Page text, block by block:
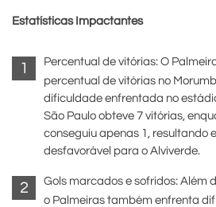
Estatísticas Impactantes
Percentual de vitórias: O
percentual de vitórias no
dificuldade enfrentada no
São Paulo obteve 7 vitórias,
conseguiu apenas 1, resultando
desfavorável para o Alviverde.
Gols marcados e sofridos: Além
o Palmeiras também enfrenta